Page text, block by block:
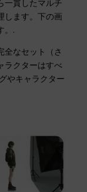
一貫したマルチ
します。下の画
。.
全なセット（さ
ラクターはすべ
やキャラクター